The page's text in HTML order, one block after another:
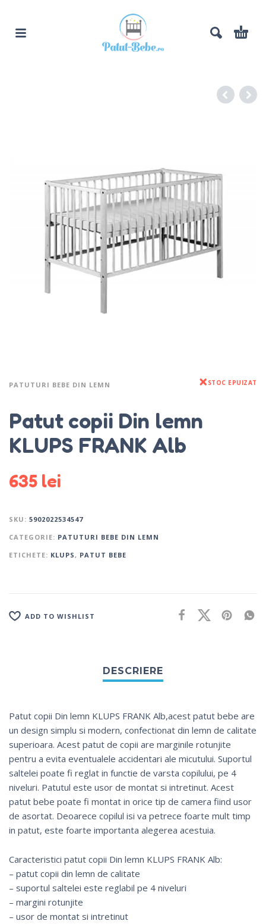
PATUTURI BEBE DIN LEMN STOC EPUIZAT
Patut copii Din lemn
KLUPS FRANK Alb
635 lei
SKU: 5902022534547
CATEGORIE: PATUTURI BEBE DIN LEMN
ETICHETE: KLUPS, PATUT BEBE
ADD TO WISHLIST
Patut copii Din lemn KLUPS FRANK Alb,acest patut bebe are
un design simplu si modern, confectionat din lemn de calitate
superioara. Acest patut de copii are marginile rotunjite
pentru a evita eventualele accidentari ale micutului. Suportul
saltelei poate fi reglat in functie de varsta copilului, pe 4
niveluri. Patutul este usor de montat si intretinut. Acest
patut bebe poate fi montat in orice tip de camera fiind usor
de asortat. Deoarece copilul isi va petrece foarte mult timp
in patut, este foarte importanta alegerea acestuia.
Caracteristici patut copii Din lemn KLUPS FRANK Alb:
– patut copii din lemn de calitate
– suportul saltelei este reglabil pe 4 niveluri
– margini rotunjite
– usor de montat si intretinut